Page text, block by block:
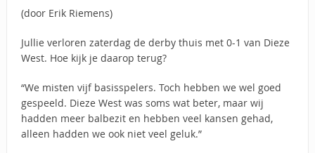
(door Erik Riemens)
Jullie verloren zaterdag de derby thuis met 0-1 van Dieze
West. Hoe kijk je daarop terug?
“We misten vijf basisspelers. Toch hebben we wel goed
gespeeld. Dieze West was soms wat beter, maar wij
hadden meer balbezit en hebben veel kansen gehad,
alleen hadden we ook niet veel geluk.”